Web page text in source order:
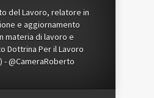
del Lavoro, relatore in
e aggiornamento
materia di lavoro e
Dottrina Per il Lavoro
- @CameraRoberto